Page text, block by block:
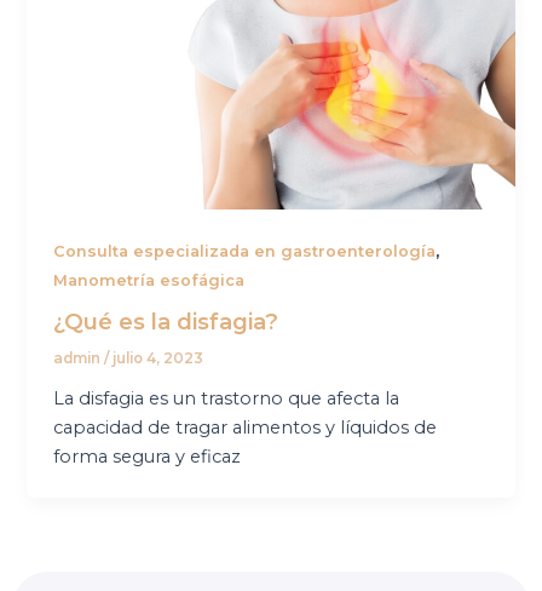
Consulta especializada en gastroenterología,
Manometría esofágica
¿Qué es la disfagia?
admin/ julio 4, 2023
La disfagia es un trastorno que afecta la
capacidad de tragar alimentos y líquidos de
forma segura y eficaz